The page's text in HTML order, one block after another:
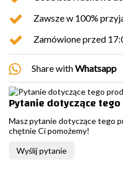
Zawsze w 100%
Zamówione przed
Share withWhatsapp
Pytanie dotyczące
Masz pytanie dotyczące tego
chętnie Ci pomożemy!
Wyślij pytanie